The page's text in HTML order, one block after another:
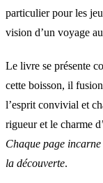
particulier pour les
vision d’un voyage
Le livre se présente
cette boisson, il
l’esprit convivial et
rigueur et le charme
Chaque page
la découverte.